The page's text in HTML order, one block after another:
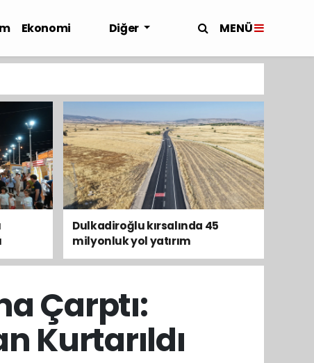
Ekonomi
Diğer MENÜ
Dulkadiroğlu kırsalında 45
milyonluk yol yatırım
tamamladı
Çarptı:
Kurtarıldı